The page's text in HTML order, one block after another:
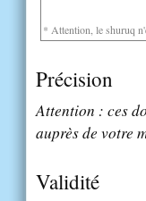
* Attention, le shuruq
Précision
Attention : ces
auprès de votre
Validité